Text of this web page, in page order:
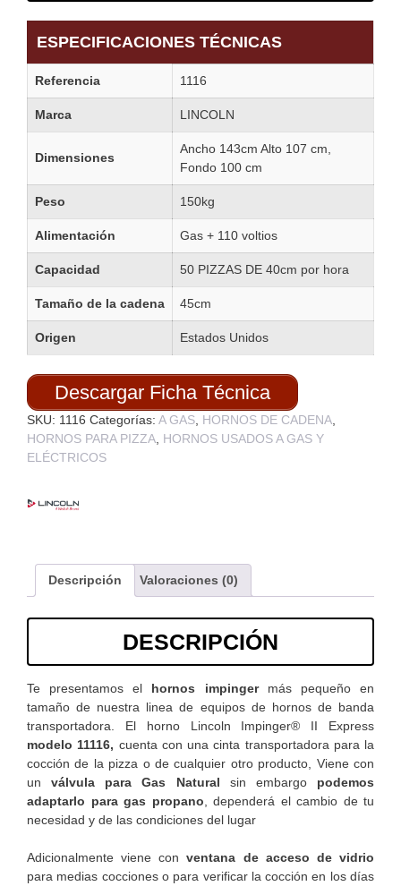
ESPECIFICACIONES TÉCNICAS
Referencia 1116
Marca LINCOLN
Dimensiones
Ancho 143cm Alto 107 cm,
Fondo 100 cm
Peso 150kg
Alimentación Gas + 110 voltios
Capacidad 50 PIZZAS DE 40cm por hora
Tamaño de la cadena 45cm
Origen Estados Unidos
Descargar Ficha Técnica
SKU: 1116 Categorías: A GAS HORNOS DE CADENA
HORNOS PARA PIZZA HORNOS USADOS A GAS Y
ELÉCTRICOS
Descripción Valoraciones (0)
DESCRIPCIÓN
Te presentamos el hornos impingermás pequeño en
tamaño de nuestra linea de equipos de hornos de banda
transportadora. El horno Lincoln Impinger® II Express
modelo 11116, cuenta con una cinta transportadora para la
cocción de la pizza o de cualquier otro producto, Viene con
unválvula para Gas Natural sin embargo podemos
adaptarlo para gas propano , dependerá el cambio de tu
necesidad y de las condiciones del lugar
Adicionalmente viene con ventana de acceso de vidrio
para medias cocciones o para verificar la cocción en los días